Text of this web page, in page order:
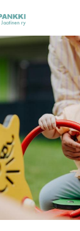
Jaatinen ry